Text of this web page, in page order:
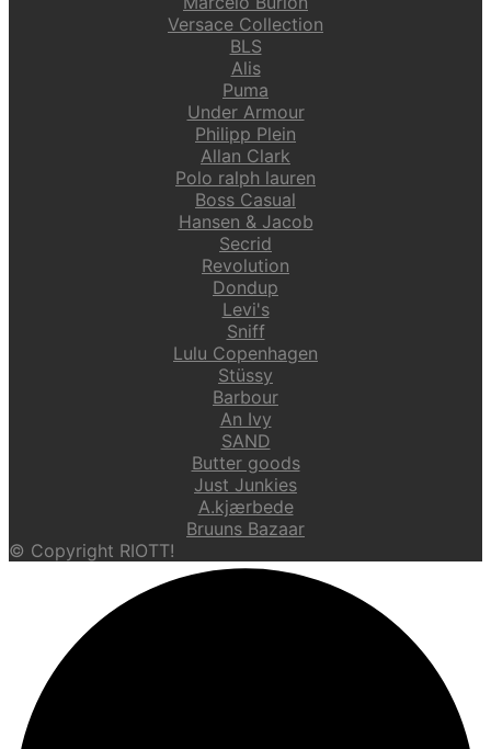
Versace Collection
BLS
Alis
Puma
Under Armour
Philipp Plein
Allan Clark
Polo ralph lauren
Boss Casual
Hansen & Jacob
Secrid
Revolution
Dondup
Levi's
Sniff
Lulu Copenhagen
Stüssy
Barbour
An Ivy
SAND
Butter goods
Just Junkies
A.kjærbede
Bruuns Bazaar
© Copyright RIOTT!